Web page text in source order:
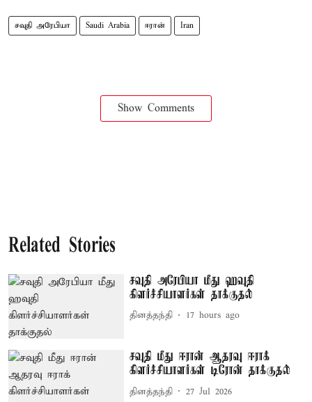
சவுதி அரேபியா Saudi Arabia ஈரான் Iran
Show Comments
Related Stories
சவுதி அரேபியா மீது ஹவுதி
கிளர்ச்சியாளர்கள் தாக்குதல்
தினத்தந்தி 17 hours ago
சவுதி மீது ஈரான் ஆதரவு ஈராக்
கிளர்ச்சியாளர்கள் டிரோன் தாக்குதல்
தினத்தந்தி 27 Jul 2026